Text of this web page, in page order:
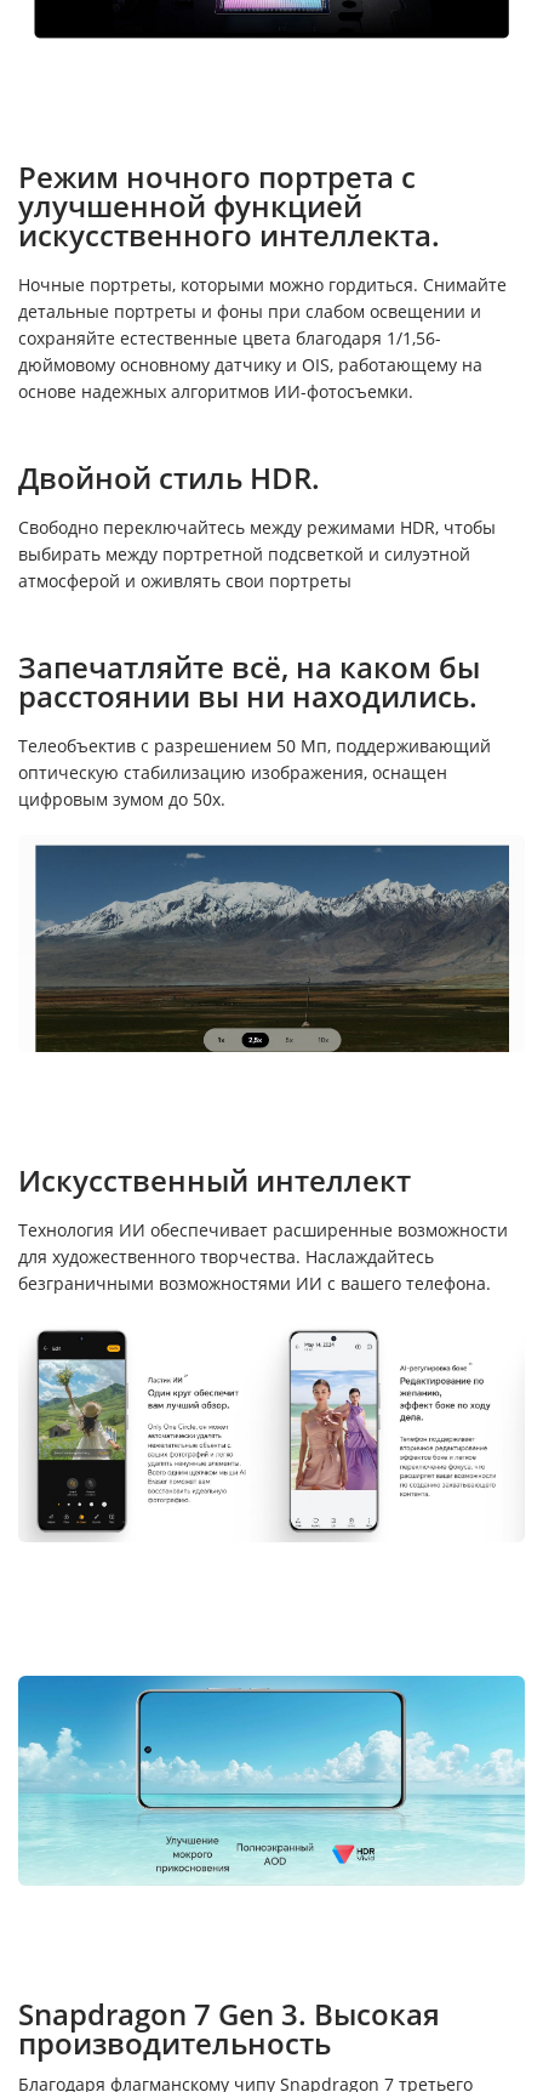
Режим ночного портрета с
улучшенной функцией
искусственного интеллекта.
Ночные портреты, которыми можно гордиться. Снимайте
детальные портреты и фоны при слабом освещении и
сохраняйте естественные цвета благодаря 1/1,56-
дюймовому основному датчику и OIS, работающему на
основе надежных алгоритмов ИИ-фотосъемки.
Двойной стиль HDR.
Свободно переключайтесь между режимами HDR, чтобы
выбирать между портретной подсветкой и силуэтной
атмосферой и оживлять свои портреты
Запечатляйте всё, на каком бы
расстоянии вы ни находились.
Телеобъектив с разрешением 50 Мп, поддерживающий
оптическую стабилизацию изображения, оснащен
цифровым зумом до 50x.
Искусственный интеллект
Технология ИИ обеспечивает расширенные возможности
для художественного творчества. Наслаждайтесь
безграничными возможностями ИИ с вашего телефона.
Snapdragon 7 Gen 3. Высокая
производительность
Благодаря флагманскому чипу Snapdragon 7 третьего